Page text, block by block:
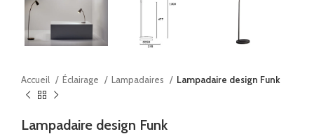
Accueil Éclairage Lampadaires Lampadaire design Funk
Lampadaire design Funk